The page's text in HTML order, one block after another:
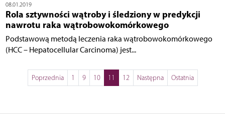
08.01.2019
Rola sztywności wątroby i śledziony w predykcji
nawrotu raka wątrobowokomórkowego
Podstawową metodą leczenia raka wątrobowokomórkowego
(HCC – Hepatocellular Carcinoma) jest...
Poprzednia 1 9 10 11 12 Następna Ostatnia